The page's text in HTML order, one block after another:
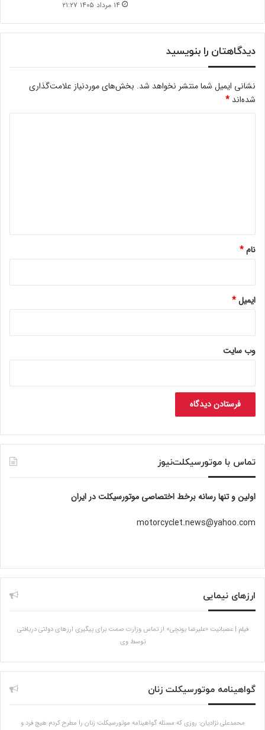
۱۴ مرداد ۱۴۰۵ ۲۱:۲۷
دیدگاهتان را بنویسید
نشانی ایمیل شما منتشر نخواهد شد. بخش‌های موردنیاز علامت‌گذاری
شده‌اند *
نام*
ایمیل*
وب‌ سایت
تماس با موتورسیکلت‌نیوز
اولین و تنها رسانه برخط اختصاصی موتورسیکلت در ایران
motorcyclet.news@yahoo.com
ارزهای نیمایی
فیلم | عصبانیت «علیرضا یونچی» از تماس وزارت صمت برای پیگیری ارزهای دولتی دریافتی
توسط وی
گواهینامه موتورسیکلت زنان
محمدعلی نژادیان: روزی که مسئله گواهینامه موتورسیکلت زنان را مطرح کردم هیچ فرد و